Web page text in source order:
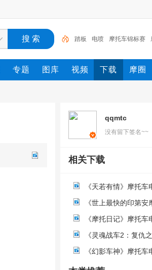
踏板 电喷 摩托车锦标赛
车杂志 摩托车壁纸 摩托车
专题 图库 视频 下载 摩圈
qqmtc
没有留下签名~~
相关下载
《天若有情》摩托车
《世上最快的印第
下载
《摩托日记》摩托车
《灵魂战车2：复仇
载
《幻影车神》摩托车